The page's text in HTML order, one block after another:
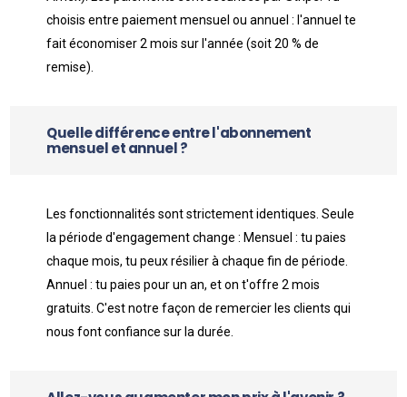
choisis entre paiement mensuel ou annuel : l'annuel te
fait économiser 2 mois sur l'année (soit 20 % de
remise).
Quelle différence entre l'abonnement
mensuel et annuel ?
Les fonctionnalités sont strictement identiques. Seule
la période d'engagement change : Mensuel : tu paies
chaque mois, tu peux résilier à chaque fin de période.
Annuel : tu paies pour un an, et on t'offre 2 mois
gratuits. C'est notre façon de remercier les clients qui
nous font confiance sur la durée.